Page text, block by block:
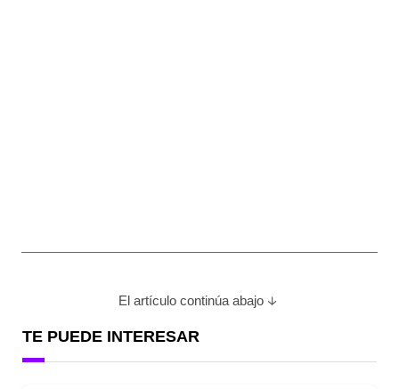
El artículo continúa abajo
TE PUEDE INTERESAR